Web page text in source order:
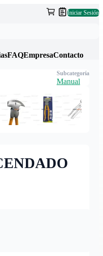
Iniciar Sesión
FAQEmpresaContacto
Subcategoría
Manual